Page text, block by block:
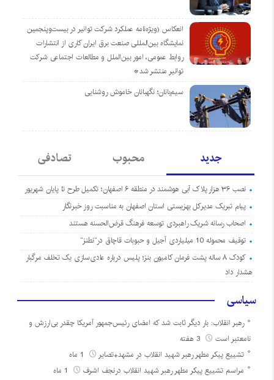
انعکاس (ویژه‌نامه عملکرد شرکت توانیر در بیست‌وپنجمین
نمایشگاه بین‌المللی صنعت برق ایران کاری از انتشارات
روابط عمومی، امور بین‌الملل و مطالعات اجتماعی شرکت
توانیر منتشر شد*
سیم‌بانان؛ نگهبانان خاموش روشنایی
جدید محبوب تصادفی
نصب ۳۶ هزار پلاک آبی هوشمند در منطقه ۶ اصفهان؛ تکمیل طرح تا پایان شهریور
پیام تبریک مدیرکل بهزیستی استان اصفهان به مناسبت روز خبرنگار
اصحاب رسانه شریک راهبردی توسعه فرهنگ قرض‌الحسنه هستند
توقیف محموله 10 میلیاردی آجیل و حبوبات قاچاق در”نطنز”
کودک ۸ ساله پشت فرمان کامیون بنز؛ پلیس درباره عادی‌سازی یک تخلف مرگبار
هشدار داد
سیاسی
رهبر انقلاب: بار دیگر ثابت شد که امضای رئیس‌جمهور آمریکا چقدر بی‌ارزش و
نامعتبر است
3 هفته
تشییع پیکر مطهر رهبر شهید انقلاب در مشهد+تصایر
مراسم تشییع پیکر مطهر رهبر شهید انقلاب درنجف اشرف